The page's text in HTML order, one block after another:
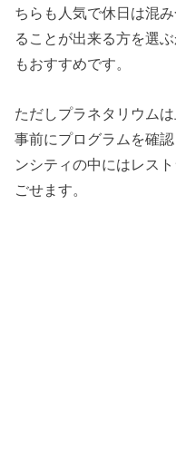
ちらも人気で休日は混
ることが出来る方を選
もおすすめです。
ただしプラネタリウム
事前にプログラムを確
ンシティの中にはレス
ごせます。